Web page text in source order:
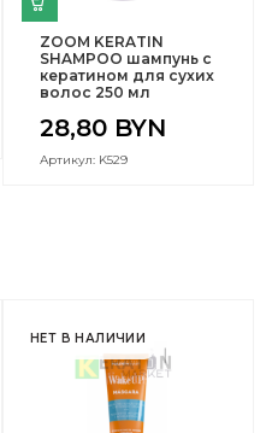
ZOOM KERATIN
SHAMPOO шампунь с
кератином для сухих
волос 250 мл
28,80 BYN
Артикул: K529
НЕТ В НАЛИЧИИ